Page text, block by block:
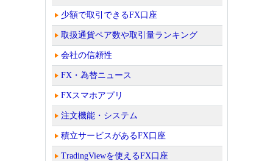
少額で取引できるFX口座
取扱通貨ペア数や取引量ランキング
会社の信頼性
FX・為替ニュース
FXスマホアプリ
注文機能・システム
積立サービスがあるFX口座
TradingViewを使えるFX口座